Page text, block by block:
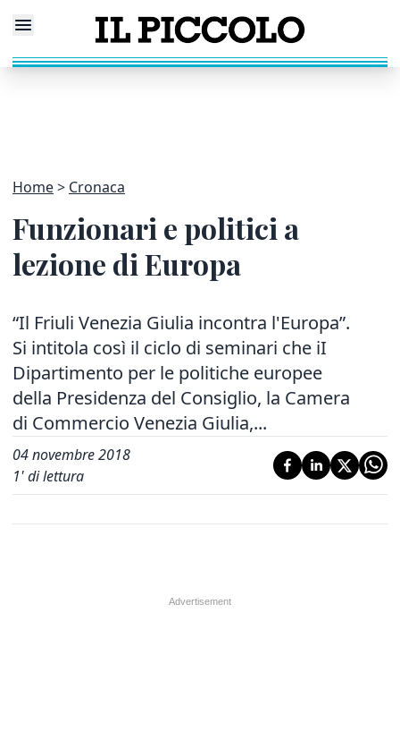
Home Cronaca
Funzionari e politici a
lezione di Europa
“Il Friuli Venezia Giulia incontra l'Europa”.
Si intitola così il ciclo di seminari che iI
Dipartimento per le politiche europee
della Presidenza del Consiglio, la Camera
di Commercio Venezia Giulia,...
04 novembre 2018
1' di lettura